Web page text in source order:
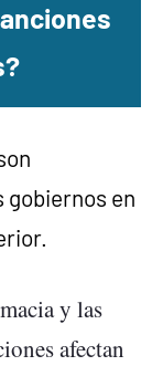
en
y las
afectan